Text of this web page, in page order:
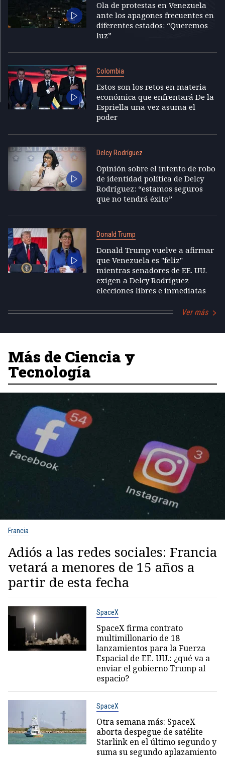
Ola de protestas en Venezuela
ante los apagones frecuentes en
diferentes estados: “Queremos
luz”
Colombia
Estos son los retos en materia
económica que enfrentará De la
Espriella una vez asuma el
poder
Delcy Rodríguez
Opinión sobre el intento de robo
de identidad política de Delcy
Rodríguez: “estamos seguros
que no tendrá éxito”
Donald Trump
Donald Trump vuelve a afirmar
que Venezuela es "feliz"
mientras senadores de EE. UU.
exigen a Delcy Rodríguez
elecciones libres e inmediatas
Ver más
Más de Ciencia y
Tecnología
Francia
Adiós a las redes sociales: Francia
vetará a menores de 15 años a
partir de esta fecha
SpaceX
SpaceX firma contrato
multimillonario de 18
lanzamientos para la Fuerza
Espacial de EE. UU.: ¿qué va a
enviar el gobierno Trump al
espacio?
SpaceX
Otra semana más: SpaceX
aborta despegue de satélite
Starlink en el último segundo y
suma su segundo aplazamiento